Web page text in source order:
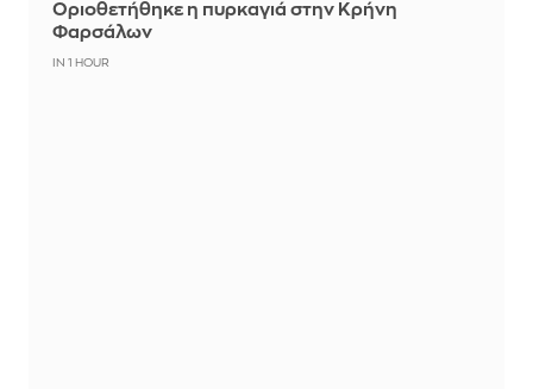
Οριοθετήθηκε η πυρκαγιά στην Κρήνη
Φαρσάλων
IN 1 HOUR